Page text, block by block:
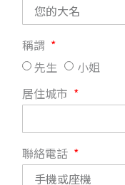
稱謂
先生
小姐
居住城市
聯絡電話